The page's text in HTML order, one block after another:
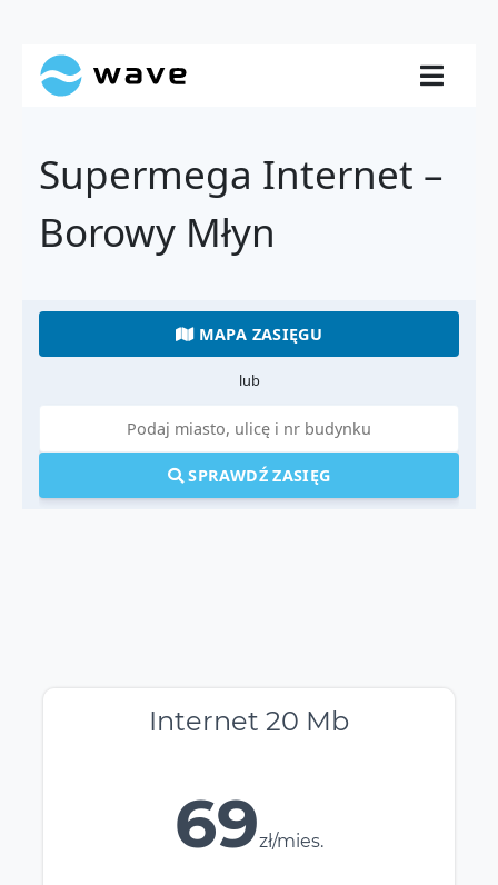
Supermega Internet –
Borowy Młyn
MAPA ZASIĘGU
lub
SPRAWDŹ ZASIĘG
Internet 20 Mb
69zł/mies.